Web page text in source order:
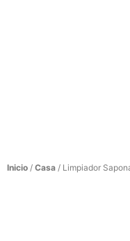
Inicio / Casa / Limpiador